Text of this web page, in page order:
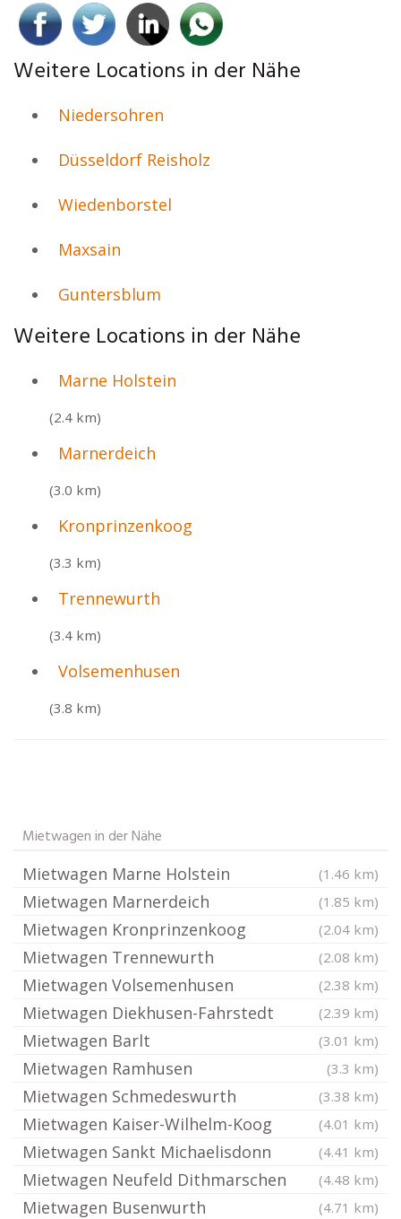
Weitere Locations in der Nähe
Niedersohren
Düsseldorf Reisholz
Wiedenborstel
Maxsain
Guntersblum
Weitere Locations in der Nähe
Marne Holstein
(2.4 km)
Marnerdeich
(3.0 km)
Kronprinzenkoog
(3.3 km)
Trennewurth
(3.4 km)
Volsemenhusen
(3.8 km)
Mietwagen in der Nähe
Mietwagen Marne Holstein (1.46 km)
Mietwagen Marnerdeich (1.85 km)
Mietwagen Kronprinzenkoog (2.04 km)
Mietwagen Trennewurth (2.08 km)
Mietwagen Volsemenhusen (2.38 km)
Mietwagen Diekhusen-Fahrstedt (2.39 km)
Mietwagen Barlt (3.01 km)
Mietwagen Ramhusen (3.3 km)
Mietwagen Schmedeswurth (3.38 km)
Mietwagen Kaiser-Wilhelm-Koog (4.01 km)
Mietwagen Sankt Michaelisdonn (4.41 km)
Mietwagen Neufeld Dithmarschen (4.48 km)
Mietwagen Busenwurth (4.71 km)